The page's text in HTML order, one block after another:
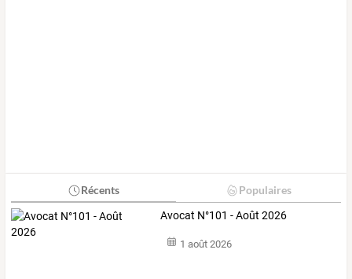
Récents Populaires
Avocat N°101 - Août 2026
1 août 2026